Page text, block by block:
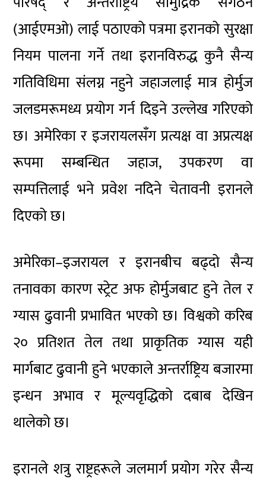
(आईएमओ) लाई पठाएको पत्रमा इरानको सुरक्षा
नियम पालना गर्ने तथा इरानविरुद्ध कुनै सैन्य
गतिविधिमा संलग्न नहुने जहाजलाई मात्र होर्मुज
जलडमरूमध्य प्रयोग गर्न दिइने उल्लेख गरिएको
छ। अमेरिका र इजरायलसँग प्रत्यक्ष वा अप्रत्यक्ष
रूपमा सम्बन्धित जहाज, उपकरण वा
सम्पत्तिलाई भने प्रवेश नदिने चेतावनी इरानले
दिएको छ।
अमेरिका–इजरायल र इरानबीच बढ्दो सैन्य
तनावका कारण स्ट्रेट अफ होर्मुजबाट हुने तेल र
ग्यास ढुवानी प्रभावित भएको छ। विश्वको करिब
२० प्रतिशत तेल तथा प्राकृतिक ग्यास यही
मार्गबाट ढुवानी हुने भएकाले अन्तर्राष्ट्रिय बजारमा
इन्धन अभाव र मूल्यवृद्धिको दबाब देखिन
थालेको छ।
इरानले शत्रु राष्ट्रहरूले जलमार्ग प्रयोग गरेर सैन्य